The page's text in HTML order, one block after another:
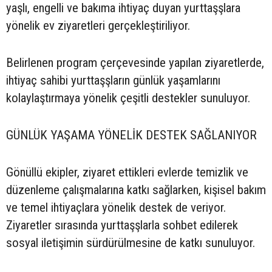
yaşlı, engelli ve bakıma ihtiyaç duyan yurttaşşlara
yönelik ev ziyaretleri gerçekleştiriliyor.
Belirlenen program çerçevesinde yapılan ziyaretlerde,
ihtiyaç sahibi yurttaşşların günlük yaşamlarını
kolaylaştırmaya yönelik çeşitli destekler sunuluyor.
GÜNLÜK YAŞAMA YÖNELİK DESTEK SAĞLANIYOR
Gönüllü ekipler, ziyaret ettikleri evlerde temizlik ve
düzenleme çalışmalarına katkı sağlarken, kişisel bakım
ve temel ihtiyaçlara yönelik destek de veriyor.
Ziyaretler sırasında yurttaşşlarla sohbet edilerek
sosyal iletişimin sürdürülmesine de katkı sunuluyor.